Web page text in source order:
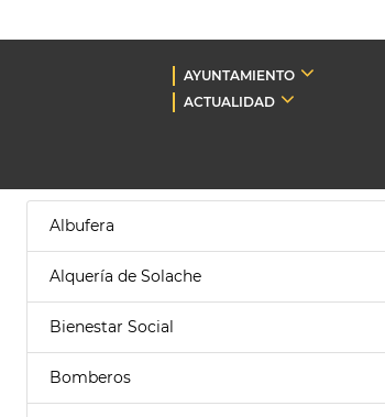
AYUNTAMIENTO
ACTUALIDAD
Albufera
Alquería de Solache
Bienestar Social
Bomberos